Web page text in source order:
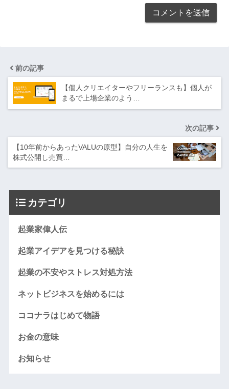
前の記事
【個人クリエイターやフリーランスも】個人が
まるで上場企業のよう…
次の記事
【10年前からあったVALUの原型】自分の人生を
株式公開し売買…
カテゴリ
起業家偉人伝
起業アイデアを見つける秘訣
起業の不安やストレス対処方法
ネットビジネスを始めるには
ココナラはじめて物語
お金の意味
お知らせ